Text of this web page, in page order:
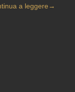
a leggere →